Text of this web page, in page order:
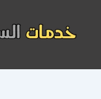
المحتوى